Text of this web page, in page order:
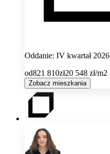
Oddanie: IV kwartał 2026
od821 810zł20 548 zł/m2
Zobacz mieszkania